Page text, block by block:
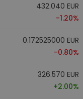
432.040 EUR
-1.20%
0.172525000 EUR
-0.80%
326.570 EUR
+2.00%